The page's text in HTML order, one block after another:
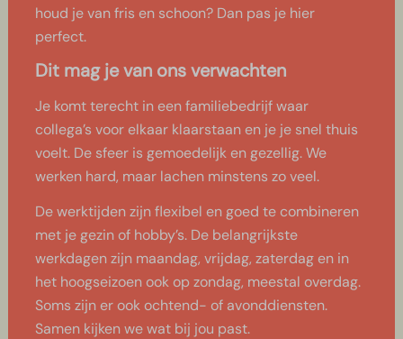
houd je van fris en schoon? Dan pas je hier
perfect.
Dit mag je van ons verwachten
Je komt terecht in een familiebedrijf waar
collega’s voor elkaar klaarstaan en je je snel thuis
voelt. De sfeer is gemoedelijk en gezellig. We
werken hard, maar lachen minstens zo veel.
De werktijden zijn flexibel en goed te combineren
met je gezin of hobby’s. De belangrijkste
werkdagen zijn maandag, vrijdag, zaterdag en in
het hoogseizoen ook op zondag, meestal overdag.
Soms zijn er ook ochtend- of avonddiensten.
Samen kijken we wat bij jou past.